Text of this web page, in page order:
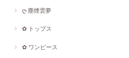
ღ 塵煙雲夢
✿ トップス
✿ ワンピース